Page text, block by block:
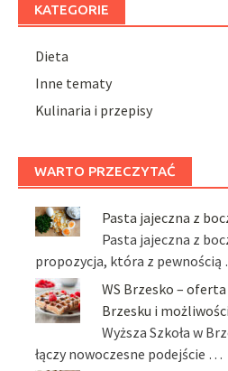
KATEGORIE
Dieta
Inne tematy
Kulinaria i przepisy
WARTO PRZECZYTAĆ
Pasta jajeczna z
Pasta jajeczna z
propozycja, która z
WS Brzesko – oferta
Brzesku i
Wyższa Szkoła w
łączy nowoczesne podejście …